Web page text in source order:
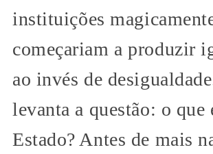
instituições
começariam a produzir
ao invés de
levanta a questão: o que
Estado? Antes de mais